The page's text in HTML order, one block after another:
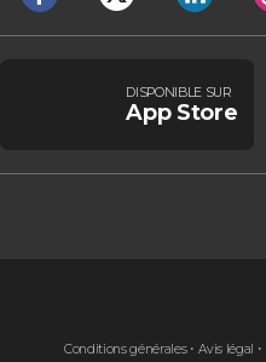
DISPONIBLE SUR
App Store
Conditions générales Avis légal